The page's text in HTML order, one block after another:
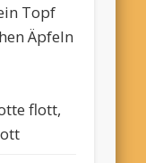
Topf
Äpfeln
flott,